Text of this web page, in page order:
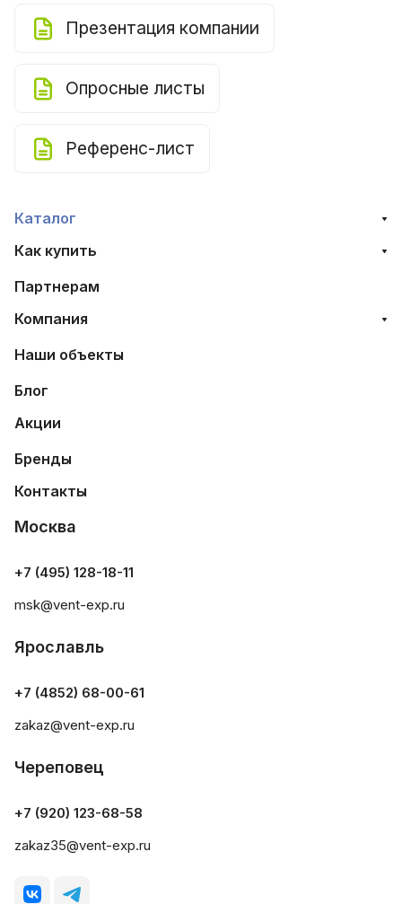
Презентация компании
Опросные листы
Референс-лист
Каталог
Как купить
Партнерам
Компания
Наши объекты
Блог
Акции
Бренды
Контакты
Москва
+7 (495) 128-18-11
msk@vent-exp.ru
Ярославль
+7 (4852) 68-00-61
zakaz@vent-exp.ru
Череповец
+7 (920) 123-68-58
zakaz35@vent-exp.ru